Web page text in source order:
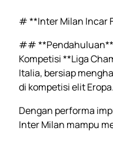
# **Inter Milan Incar
## **Pendahuluan**
Kompetisi **Liga
Italia, bersiap
di kompetisi elit Eropa.
Dengan performa
Inter Milan mampu